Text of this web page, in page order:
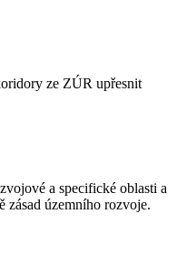
ze ZÚR upřesnit
a specifické oblasti a
územního rozvoje.